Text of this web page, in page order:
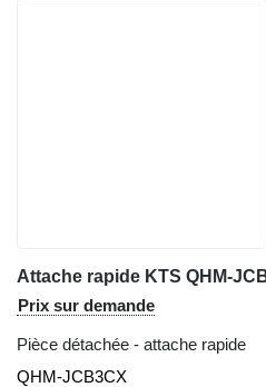
Prix sur demande
Pièce détachée - attache rapide
QHM-JCB3CX